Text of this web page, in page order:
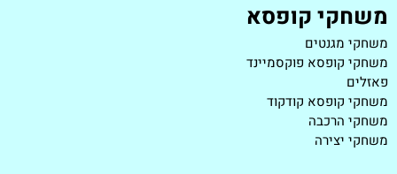
משחקי קופסא
משחקי מגנטים
משחקי קופסא פוקסמיינד
פאזלים
משחקי קופסא קודקוד
משחקי הרכבה
משחקי יצירה